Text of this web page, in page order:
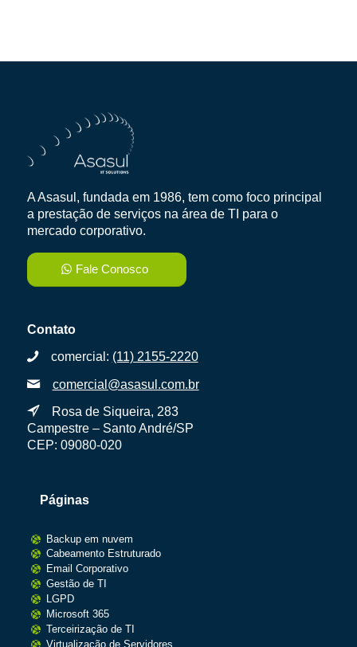
A Asasul, fundada em 1986, tem como foco principal
a prestação de serviços na área de TI para o
mercado corporativo.
Fale Conosco
Contato
comercial: (11) 2155-2220
comercial@asasul.com.br
Rosa de Siqueira, 283
Campestre – Santo André/SP
CEP: 09080-020
Páginas
Backup em nuvem
Cabeamento Estruturado
Email Corporativo
Gestão de TI
LGPD
Microsoft 365
Terceirização de TI
Virtualização de Servidores